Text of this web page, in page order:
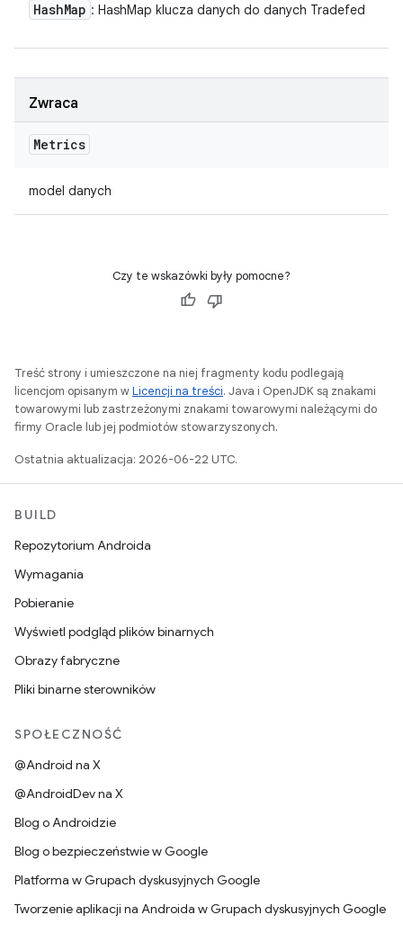
HashMap : HashMap klucza danych do danych Tradefed
Zwraca
Metrics
model danych
Czy te wskazówki były pomocne?
Treść strony i umieszczone na niej fragmenty kodu podlegają
licencjom opisanym wLicencji na treści. Java i OpenJDK są znakami
towarowymi lub zastrzeżonymi znakami towarowymi należącymi do
firmy Oracle lub jej podmiotów stowarzyszonych.
Ostatnia aktualizacja: 2026-06-22 UTC.
BUILD
Repozytorium Androida
Wymagania
Pobieranie
Wyświetl podgląd plików binarnych
Obrazy fabryczne
Pliki binarne sterowników
SPOŁECZNOŚĆ
@Android na X
@AndroidDev na X
Blog o Androidzie
Blog o bezpieczeństwie w Google
Platforma w Grupach dyskusyjnych Google
Tworzenie aplikacji na Androida w Grupach dyskusyjnych Google